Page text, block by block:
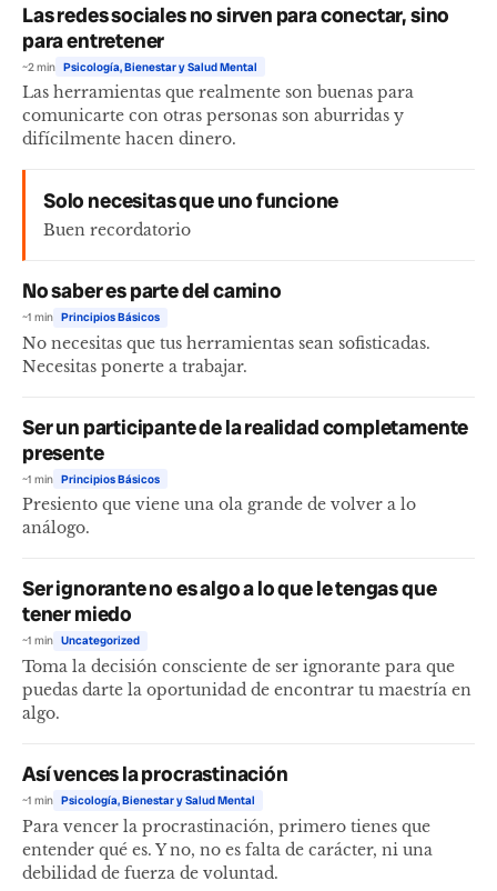
Las redes sociales no sirven para conectar, sino
para entretener
~2 min Psicología, Bienestar y Salud Mental
Las herramientas que realmente son buenas para
comunicarte con otras personas son aburridas y
difícilmente hacen dinero.
Solo necesitas que uno funcione
Buen recordatorio
No saber es parte del camino
~1 min Principios Básicos
No necesitas que tus herramientas sean sofisticadas.
Necesitas ponerte a trabajar.
Ser un participante de la realidad completamente
presente
~1 min Principios Básicos
Presiento que viene una ola grande de volver a lo
análogo.
Ser ignorante no es algo a lo que le tengas que
tener miedo
~1 min Uncategorized
Toma la decisión consciente de ser ignorante para que
puedas darte la oportunidad de encontrar tu maestría en
algo.
Así vences la procrastinación
~1 min Psicología, Bienestar y Salud Mental
Para vencer la procrastinación, primero tienes que
entender qué es. Y no, no es falta de carácter, ni una
debilidad de fuerza de voluntad.